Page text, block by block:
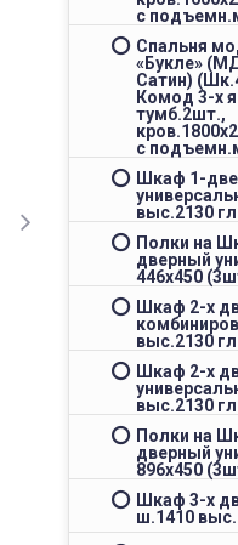
с
Спальня
«Букле»
Сатин)
Комод 3-х
тумб.2шт.,
с
Шкаф 1-
выс.2130
Полки на
дверный
446х450
Шкаф 2-х
выс.2130
Шкаф 2-х
выс.2130
Полки на
дверный
896х450
Шкаф 3-х
ш.1410